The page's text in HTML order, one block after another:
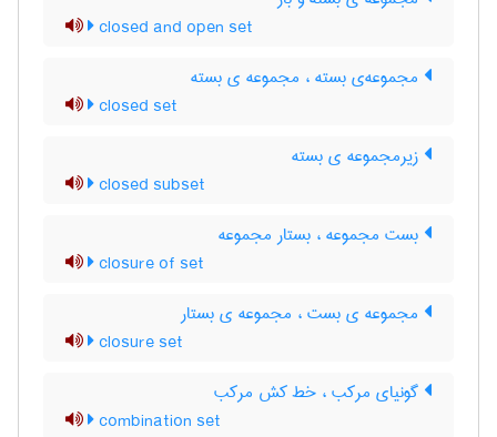
closed and open set
مجموعه‌ی بسته ، مجموعه ی بسته
closed set
زیرمجموعه ی بسته
closed subset
بست مجموعه ، بستار مجموعه
closure of set
مجموعه ی بست ، مجموعه ی بستار
closure set
گونیای مرکب ، خط کش مرکب
combination set